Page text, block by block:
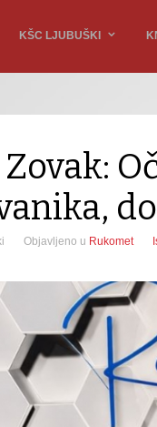
KŠC LJUBUŠKI
Objavljeno u Rukomet